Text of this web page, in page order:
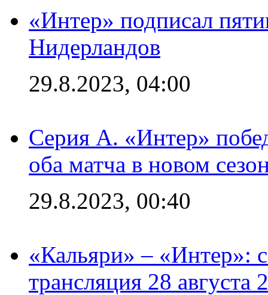
«Интер» подписал
Нидерландов
29.8.2023, 04:00
Серия А. «Интер»
оба матча в новом
29.8.2023, 00:40
«Кальяри» – «Интер»:
трансляция 28 августа